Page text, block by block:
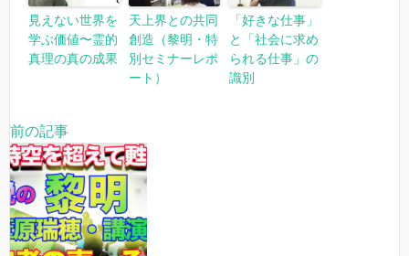
見えない世界を
学ぶ価値〜霊的
真理の真の成果
天上界との共同
創造（黎明・特
別セミナーレポ
ート）
「好きな仕事」
と「社会に求め
られる仕事」の
識別
前の記事